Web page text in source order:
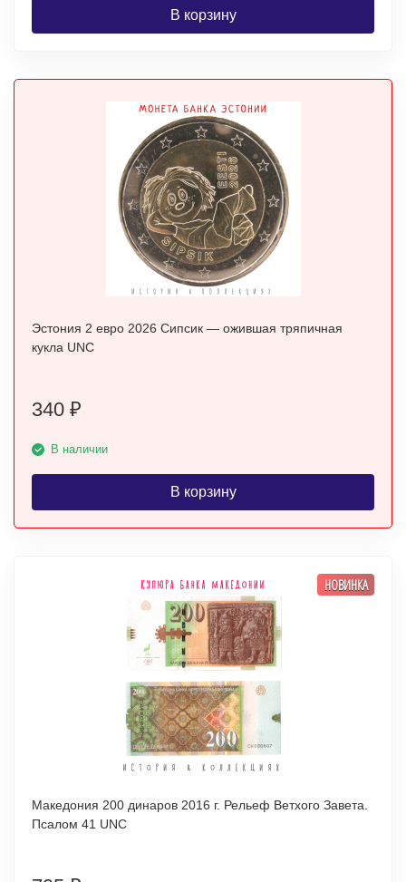
В корзину
Эстония 2 евро 2026 Сипсик — ожившая тряпичная
кукла UNC
340 ₽
В наличии
В корзину
НОВИНКА
Македония 200 динаров 2016 г. Рельеф Ветхого Завета.
Псалом 41 UNC